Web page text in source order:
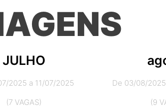
JULHO
2025 a 11/07/2025
(7 VAGAS)
De 03/08/
(9